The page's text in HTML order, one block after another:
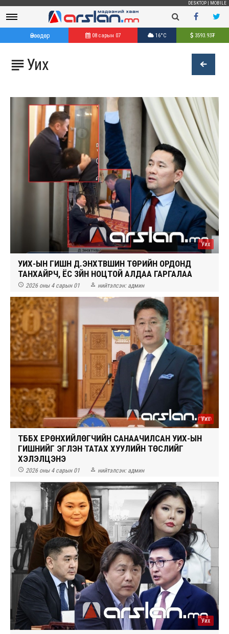
DESKTOP MOBILE
Өнөөдөр 08 сарын 07 16°C 3593.93₮
Уих
Уих
УИХ-ЫН ГИШҮҮН Д.ЭНХТҮВШИН ТӨРИЙН ОРДОНД
ТАНХАЙРЧ, ЁС ЗҮЙН НОЦТОЙ АЛДАА ГАРГАЛАА
 2026 оны 4 сарын 01  нийтэлсэн: админ
Уих
ТББХ ЕРӨНХИЙЛӨГЧИЙН САНААЧИЛСАН УИХ-ЫН
ГИШҮҮНИЙГ ЭГҮҮЛЭН ТАТАХ ХУУЛИЙН ТӨСЛИЙГ
ХЭЛЭЛЦЭНЭ
 2026 оны 4 сарын 01  нийтэлсэн: админ
Уих